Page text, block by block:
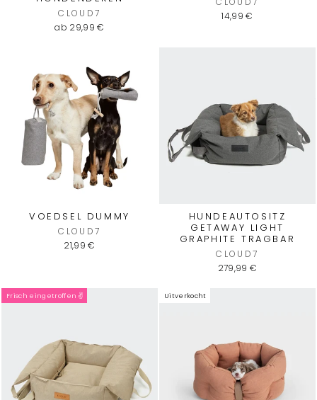
CLOUD7
ab 29,99 €
14,99 €
VOEDSEL DUMMY
CLOUD7
21,99 €
HUNDEAUTOSITZ
GETAWAY LIGHT
GRAPHITE TRAGBAR
CLOUD7
279,99 €
Frisch eingetroffen ✌️ Uitverkocht